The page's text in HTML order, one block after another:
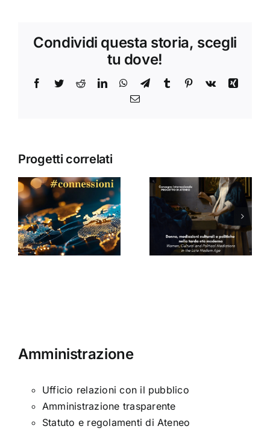
Condividi questa storia, scegli
tu dove!
Facebook
TwitterRedditLinkedInWhatsApp
TelegramTumblr Pinterest
Vk
Xing
Email
Progetti correlati
Donne,
mediazioni
culturali e
politiche
nella tarda
Seminario
di Arabella
Sinclair
Amministrazione
Ufficio relazioni con il pubblico
Amministrazione trasparente
Statuto e regolamenti di Ateneo